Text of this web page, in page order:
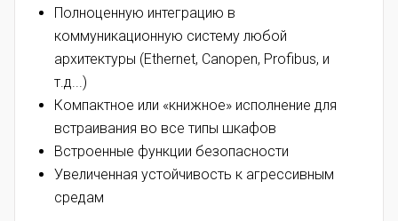
Полноценную интеграцию в
коммуникационную систему любой
архитектуры (Ethernet, Canopen, Profibus, и
т.д...)
Компактное или «книжное» исполнение для
встраивания во все типы шкафов
Встроенные функции безопасности
Увеличенная устойчивость к агрессивным
средам